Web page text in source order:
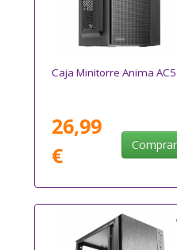
Caja Minitorre Anima AC5
26,99
€
Comprar